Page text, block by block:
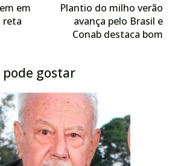
em
reta
Plantio do milho verão
avança pelo Brasil e
Conab destaca bom
gostar